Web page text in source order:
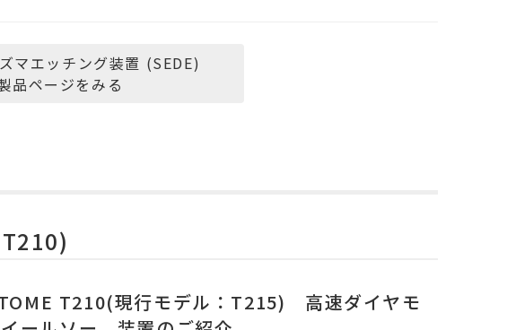
マエッチング装置 (SEDE)
品ページをみる
T210(現行モデル：T215) 高速ダイヤモ